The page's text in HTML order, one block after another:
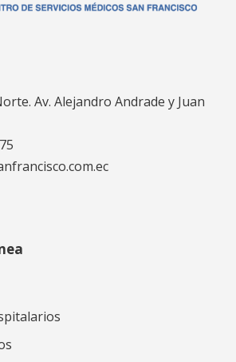
Av. Alejandro Andrade y Juan